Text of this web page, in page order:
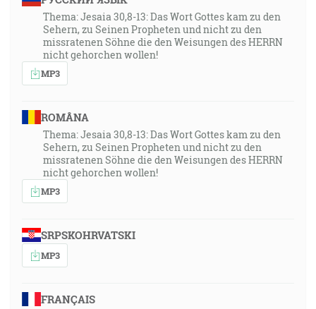
Thema: Jesaia 30,8-13: Das Wort Gottes kam zu den
Sehern, zu Seinen Propheten und nicht zu den
missratenen Söhne die den Weisungen des HERRN
nicht gehorchen wollen!
MP3
ROMÂNA
Thema: Jesaia 30,8-13: Das Wort Gottes kam zu den
Sehern, zu Seinen Propheten und nicht zu den
missratenen Söhne die den Weisungen des HERRN
nicht gehorchen wollen!
MP3
SRPSKOHRVATSKI
MP3
FRANÇAIS